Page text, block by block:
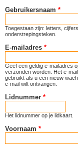
Gebruikersnaam *
Toegestaan zijn: letters,
onderstrepingsteken.
E-mailadres *
Geef een geldig e-mailadres
verzonden worden. Het e-
gebruikt als u een nieuw
e-mail wilt ontvangen.
Lidnummer *
Het lidnummer op je lidkaart.
Voornaam *